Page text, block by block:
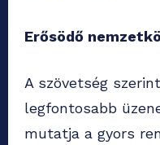
Erősödő
A szövetség
legfontosabb
mutatja a gyors